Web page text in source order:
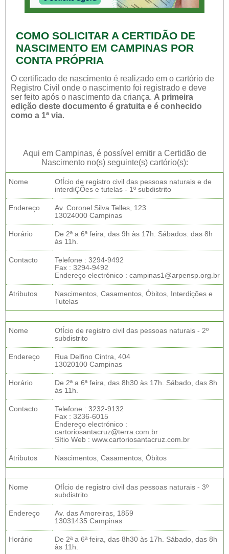
COMO SOLICITAR A CERTIDÃO DE
NASCIMENTO EM CAMPINAS POR
CONTA PRÓPRIA
O certificado de nascimento é realizado em o cartório de
Registro Civil onde o nascimento foi registrado e deve
ser feito após o nascimento da criança. A primeira
edição deste documento é gratuita e é conhecido
como a 1ª via.
Aqui em Campinas, é possível emitir a Certidão de
Nascimento no(s) seguinte(s) cartório(s):
Nome
OfÍcio de registro civil das pessoas naturais e de
interdiÇÕes e tutelas - 1º subdistrito
Endereço
Av. Coronel Silva Telles, 123
13024000 Campinas
Horário
De 2ª a 6ª feira, das 9h às 17h. Sábados: das 8h
às 11h.
Contacto
Telefone : 3294-9492
Fax : 3294-9492
Endereço electrónico : campinas1@arpensp.org.br
Atributos
Nascimentos, Casamentos, Óbitos, Interdições e
Tutelas
Nome
OfÍcio de registro civil das pessoas naturais - 2º
subdistrito
Endereço
Rua Delfino Cintra, 404
13020100 Campinas
Horário
De 2ª a 6ª feira, das 8h30 às 17h. Sábado, das 8h
às 11h.
Contacto
Telefone : 3232-9132
Fax : 3236-6015
Endereço electrónico :
cartoriosantacruz@terra.com.br
Sítio Web : www.cartoriosantacruz.com.br
Atributos Nascimentos, Casamentos, Óbitos
Nome
OfÍcio de registro civil das pessoas naturais - 3º
subdistrito
Endereço
Av. das Amoreiras, 1859
13031435 Campinas
Horário
De 2ª a 6ª feira, das 8h30 às 17h. Sábado, das 8h
às 11h.